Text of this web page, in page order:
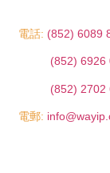
電話: (852) 6089
(852)
(852) 2702
電郵: